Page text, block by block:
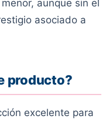
aunque sin el
asociado a
producto?
excelente para